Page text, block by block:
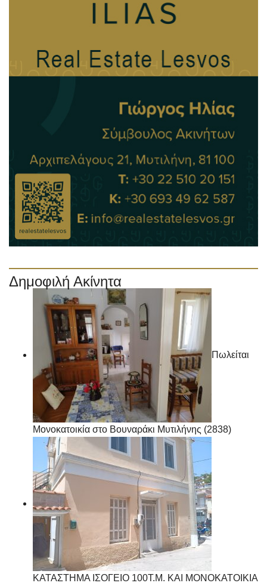
Δημοφιλή Ακίνητα
Πωλείται
Μονοκατοικία στο Βουναράκι Μυτιλήνης (2838)
ΚΑΤΑΣΤΗΜΑ ΙΣΟΓΕΙΟ 100Τ.Μ. ΚΑΙ ΜΟΝΟΚΑΤΟΙΚΙΑ